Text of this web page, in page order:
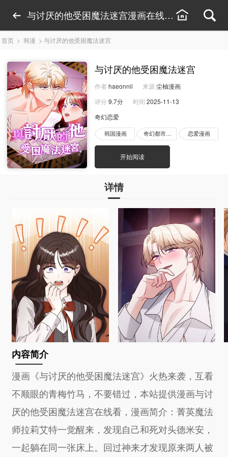
与讨厌的他受困魔法迷宫漫画在线看-与讨厌的他
首页 > 韩漫 > 与讨厌的他受困魔法迷宫
与讨厌的他受困魔法迷宫
作者 haeonnii 来源 尘柚漫画
评分 9.7分 时间 2025-11-13
奇幻恋爱
韩国漫画 奇幻都市漫画 恋爱漫画
开始阅读
详情
内容简介
漫画《与讨厌的他受困魔法迷宫》火热来袭，互看
不顺眼的青梅竹马，不要错过，本站提供漫画与讨
厌的他受困魔法迷宫在线看，漫画简介：菁英魔法
师拉莉艾特一觉醒来，发现自己和死对头德米安，
一起躺在同一张床上。回过神来才发现原来两人被